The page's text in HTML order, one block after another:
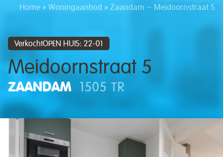
Home » Woningaanbod » Zaandam – Meidoornstraat 5
VerkochtOPEN HUIS: 22-01
Meidoornstraat 5
ZAANDAM 1505 TR